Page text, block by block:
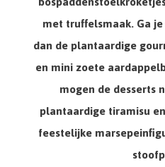
met truffelsmaak. Ga
dan de plantaardige
en mini zoete
mogen de desserts
plantaardige tiramisu
feestelijke